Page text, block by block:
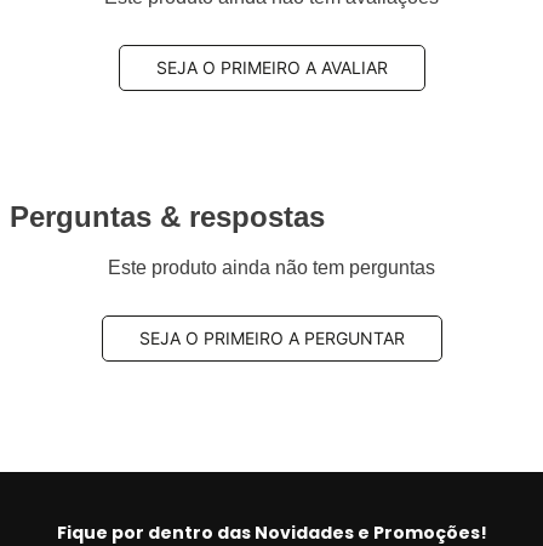
SEJA O PRIMEIRO A AVALIAR
Perguntas & respostas
Este produto ainda não tem perguntas
SEJA O PRIMEIRO A PERGUNTAR
Fique por dentro das Novidades e Promoções!